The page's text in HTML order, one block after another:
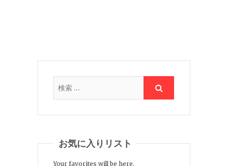
お気に入りリスト
Your favorites will be here.